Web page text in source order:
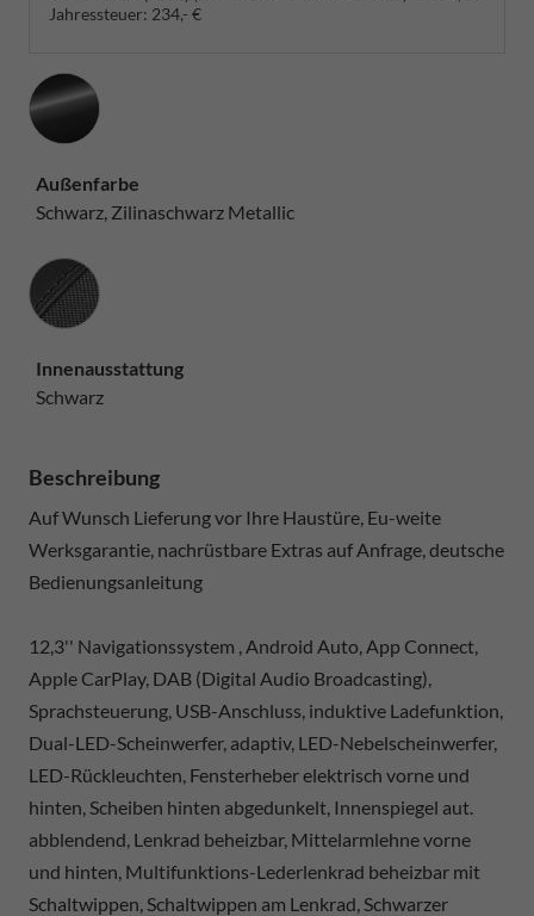
Jahressteuer: 234,- €
Außenfarbe
Schwarz, Zilinaschwarz Metallic
Innenausstattung
Innenausstattung
Schwarz
Beschreibung
Auf Wunsch Lieferung vor Ihre Haustüre, Eu-weite
Werksgarantie, nachrüstbare Extras auf Anfrage, deutsche
Bedienungsanleitung
12,3'' Navigationssystem , Android Auto, App Connect,
Apple CarPlay, DAB (Digital Audio Broadcasting),
Sprachsteuerung, USB-Anschluss, induktive Ladefunktion,
Dual-LED-Scheinwerfer, adaptiv, LED-Nebelscheinwerfer,
LED-Rückleuchten, Fensterheber elektrisch vorne und
hinten, Scheiben hinten abgedunkelt, Innenspiegel aut.
abblendend, Lenkrad beheizbar, Mittelarmlehne vorne
und hinten, Multifunktions-Lederlenkrad beheizbar mit
Schaltwippen, Schaltwippen am Lenkrad, Schwarzer